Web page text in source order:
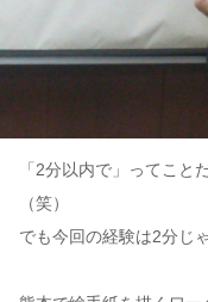
「2分以内で」ってこと
（笑）
でも今回の経験は2分じ